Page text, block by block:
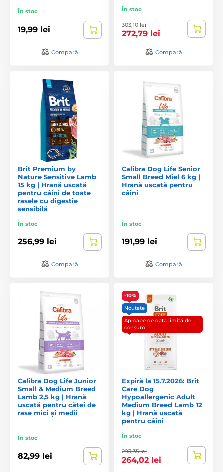
În stoc
19,99 lei
Compară
În stoc
303,10 lei
272,79 lei
Compară
Brit Premium by
Nature Sensitive Lamb
15 kg | Hrană uscată
pentru câini de toate
rasele cu digestie
sensibilă
În stoc
256,99 lei
Compară
Calibra Dog Life Senior
Small Breed Miel 6 kg |
Hrană uscată pentru
câini
În stoc
191,99 lei
Compară
Calibra Dog Life Junior
Small & Medium Breed
Lamb 2,5 kg | Hrană
uscată pentru căței de
rase mici și medii
În stoc
82,99 lei
-10%
Noutate
Aproape de data limită de
consum
Expiră la 15.7.2026: Brit
Care Dog
Hypoallergenic Adult
Medium Breed Lamb 12
kg | Hrană uscată
pentru câini
În stoc
293,35 lei
264,02 lei